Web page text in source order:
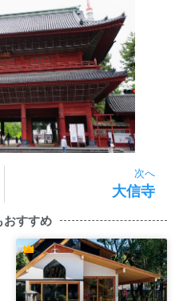
次へ
大信寺
おすすめ